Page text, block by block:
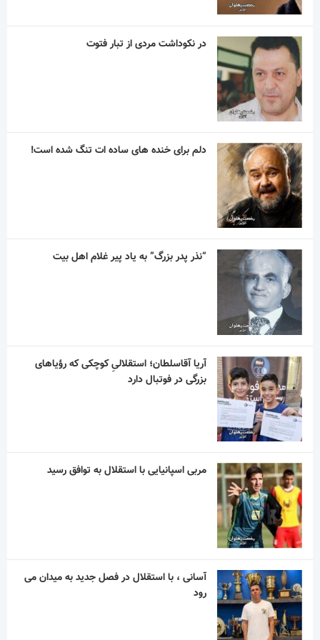
در نکوداشت مردی از تبار فتوت
دلم برای خنده های ساده ات تنگ شده است!
“نذر پدر بزرگ” به یاد پیر غلام اهل بیت
آریا آقاسلطان؛ استقلالیِ کوچکی که رؤیاهای
بزرگی در فوتبال دارد
مربی اسپانیایی با استقلال به توافق رسید
آسانی ، با استقلال در فصل جدید به میدان می
رود